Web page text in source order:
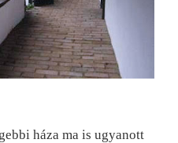
háza ma is ugyanott